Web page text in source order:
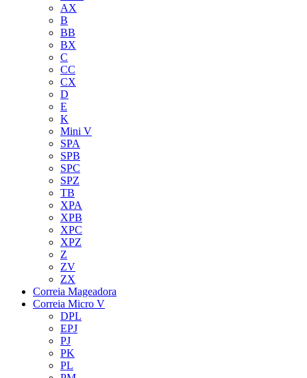
AX
B
BB
BX
C
CC
CX
D
E
K
Mini V
SPA
SPB
SPC
SPZ
TB
XPA
XPB
XPC
XPZ
Z
ZV
ZX
Correia Mageadora
Correia Micro V
DPL
EPJ
PJ
PK
PL